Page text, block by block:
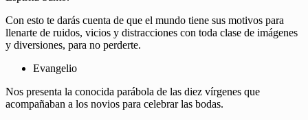
Con esto te darás cuenta de que el mundo tiene sus motivos para
llenarte de ruidos, vicios y distracciones con toda clase de imágenes
y diversiones, para no perderte.
Evangelio
Nos presenta la conocida parábola de las diez vírgenes que
acompañaban a los novios para celebrar las bodas.